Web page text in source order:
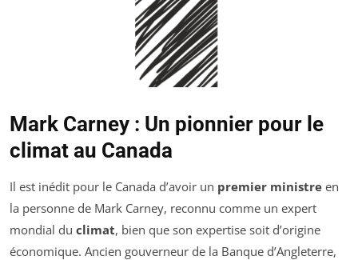
Mark Carney : Un pionnier pour le
climat au Canada
Il est inédit pour le Canada d’avoir un premier ministre en
la personne de Mark Carney, reconnu comme un expert
mondial du climat, bien que son expertise soit d’origine
économique. Ancien gouverneur de la Banque d’Angleterre,